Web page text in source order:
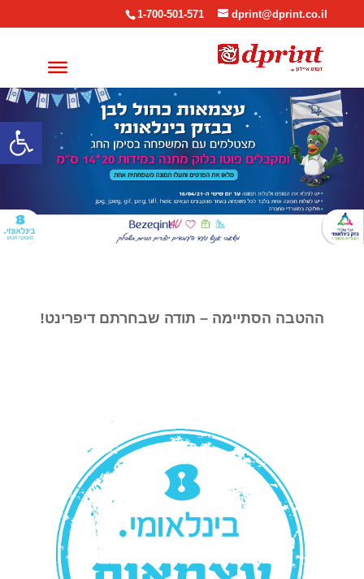
פתח
1-700-501-571 dprint@dprint.co.il
ההטבה הסתיימה – תודה שבחרתם דיפרינט!